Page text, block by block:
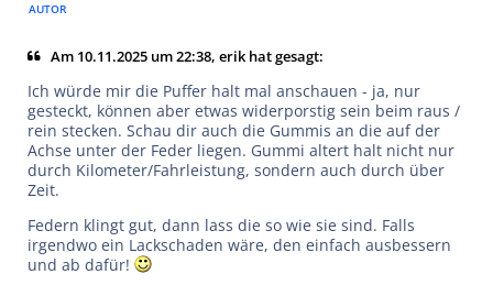
AUTOR
Am 10.11.2025 um 22:38, erik hat gesagt:
Ich würde mir die Puffer halt mal anschauen - ja, nur
gesteckt, können aber etwas widerporstig sein beim raus /
rein stecken. Schau dir auch die Gummis an die auf der
Achse unter der Feder liegen. Gummi altert halt nicht nur
durch Kilometer/Fahrleistung, sondern auch durch über
Zeit.
Federn klingt gut, dann lass die so wie sie sind. Falls
irgendwo ein Lackschaden wäre, den einfach ausbessern
und ab dafür!